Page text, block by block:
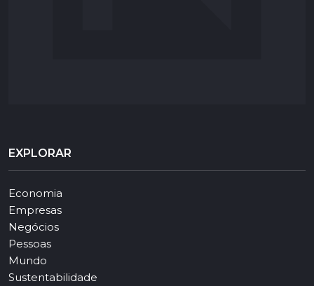
EXPLORAR
Economia
Empresas
Negócios
Pessoas
Mundo
Sustentabilidade